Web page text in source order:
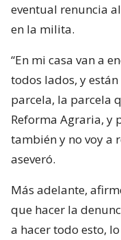
eventual renuncia
en la milita.
“En mi casa van a
todos lados, y
parcela, la parcela
Reforma Agraria, y
también y no voy a
aseveró.
Más adelante,
que hacer la
a hacer todo esto,